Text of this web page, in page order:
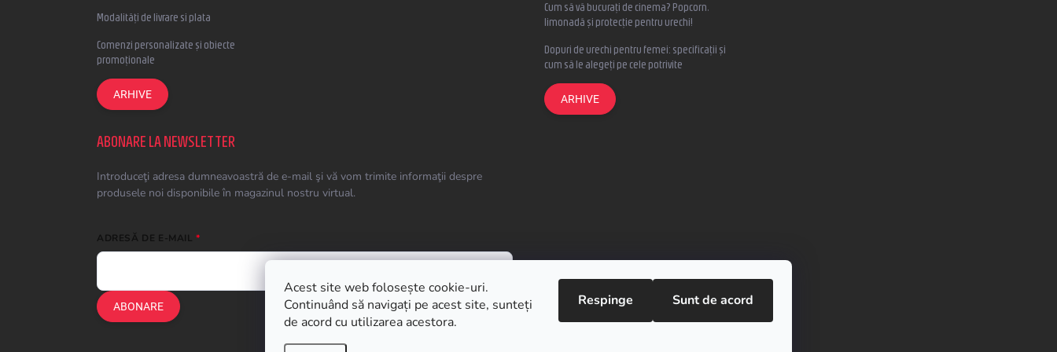
Acest site web folosește cookie-uri.
Continuând să navigați pe acest site, sunteți
de acord cu utilizarea acestora.
Respinge Sunt de acord
Modalități de livrare si plata
Comenzi personalizate și obiecte
promoționale
ARHIVE
Cum să vă bucurați de cinema? Popcorn,
limonadă și protecție pentru urechi!
Dopuri de urechi pentru femei: specificații și
cum să le alegeți pe cele potrivite
ARHIVE
ABONARE LA NEWSLETTER
Introduceţi adresa dumneavoastră de e-mail şi vă vom trimite informaţii despre
produsele noi disponibile în magazinul nostru virtual.
ADRESĂ DE E-MAIL
ABONARE